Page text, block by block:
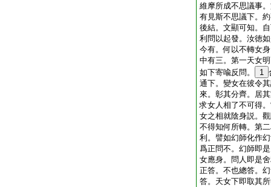
維摩所成不思議事
有見斯不思議下。
後結。文顯可知。
利問以起發。汝徳
今有。何以不轉女
中有三。第一天女
如下寄喩反問。
1
通下。變女在彼令
來。彰其分齊。居
求女人相了不可得
女之相就陰身説。
不得知何所轉。第
利。譬如幻師化作
爲正問不。幻師即
女應身。問人即是
正答。不也總答。
答。天女下即取其